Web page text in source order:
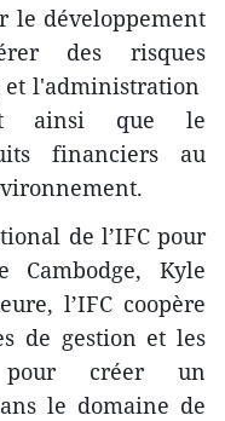
le développement
des risques
et l'administration
ainsi que le
financiers au
de l’IFC pour
Kyle
l’IFC coopère
de gestion et les
pour créer un
le domaine de